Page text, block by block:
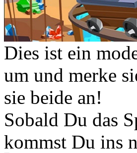
Dies ist ein
um und merke
sie beide an!
Sobald Du das
kommst Du ins